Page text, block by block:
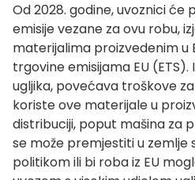
Od 2028. godine, uvoznici će
emisije vezane za ovu robu,
materijalima proizvedenim u
trgovine emisijama EU
ugljika, povećava troškove
koriste ove materijale u
distribuciji, poput mašina za
se može premjestiti u zemlje
politikom ili bi roba iz EU